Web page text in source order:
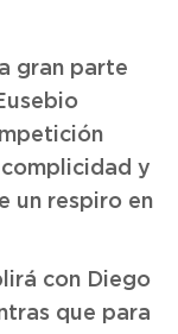
gran parte
y
un respiro en
con Diego
que para